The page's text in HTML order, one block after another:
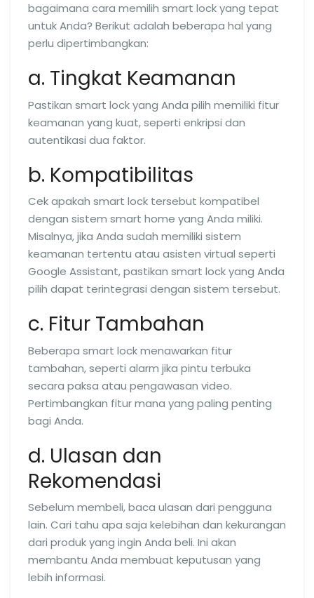
bagaimana cara memilih smart lock yang tepat
untuk Anda? Berikut adalah beberapa hal yang
perlu dipertimbangkan:
a. Tingkat Keamanan
Pastikan smart lock yang Anda pilih memiliki fitur
keamanan yang kuat, seperti enkripsi dan
autentikasi dua faktor.
b. Kompatibilitas
Cek apakah smart lock tersebut kompatibel
dengan sistem smart home yang Anda miliki.
Misalnya, jika Anda sudah memiliki sistem
keamanan tertentu atau asisten virtual seperti
Google Assistant, pastikan smart lock yang Anda
pilih dapat terintegrasi dengan sistem tersebut.
c. Fitur Tambahan
Beberapa smart lock menawarkan fitur
tambahan, seperti alarm jika pintu terbuka
secara paksa atau pengawasan video.
Pertimbangkan fitur mana yang paling penting
bagi Anda.
d. Ulasan dan
Rekomendasi
Sebelum membeli, baca ulasan dari pengguna
lain. Cari tahu apa saja kelebihan dan kekurangan
dari produk yang ingin Anda beli. Ini akan
membantu Anda membuat keputusan yang
lebih informasi.